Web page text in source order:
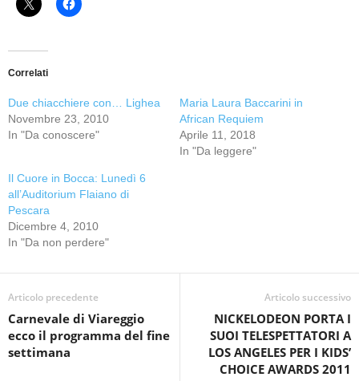
Correlati
Due chiacchiere con… Lighea
Novembre 23, 2010
In "Da conoscere"
Maria Laura Baccarini in
African Requiem
Aprile 11, 2018
In "Da leggere"
Il Cuore in Bocca: Lunedì 6
all’Auditorium Flaiano di
Pescara
Dicembre 4, 2010
In "Da non perdere"
Articolo precedente
Carnevale di Viareggio
ecco il programma del fine
settimana
Articolo successivo
NICKELODEON PORTA I
SUOI TELESPETTATORI A
LOS ANGELES PER I KIDS’
CHOICE AWARDS 2011